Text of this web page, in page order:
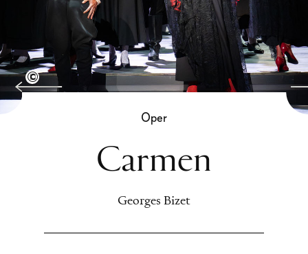
Semperoper Dresden, Foto: Monika Rittershaus
Oper
Carmen
Georges Bizet